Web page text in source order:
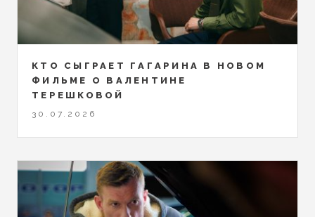
КТО СЫГРАЕТ ГАГАРИНА В НОВОМ
ФИЛЬМЕ О ВАЛЕНТИНЕ
ТЕРЕШКОВОЙ
30.07.2026